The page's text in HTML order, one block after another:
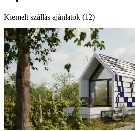
Kiemelt szállás ajánlatok (12)